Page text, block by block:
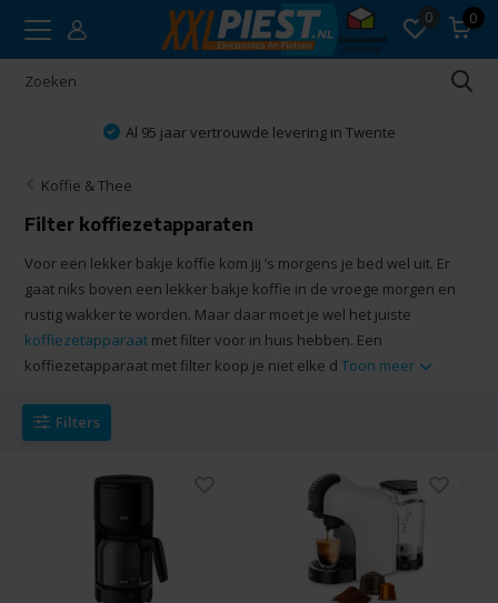
0 0
Vakkundig advies
Koffie & Thee
Filter koffiezetapparaten
Voor een lekker bakje koffie kom jij ’s morgens je bed wel uit. Er
gaat niks boven een lekker bakje koffie in de vroege morgen en
rustig wakker te worden. Maar daar moet je wel het juiste
koffiezetapparaat met filter voor in huis hebben. Een
koffiezetapparaat met filter koop je niet elke dToon meer
Filters